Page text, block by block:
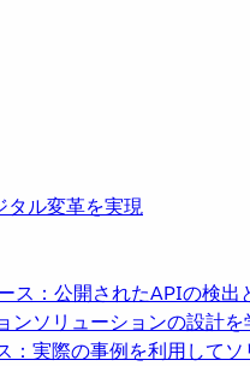
ル変革を実現
ス：公開されたAPIの検出
ソリューションの設計を
：実際の事例を利用してソ